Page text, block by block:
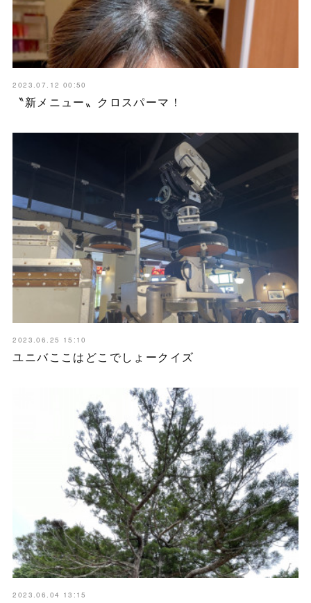
2023.07.12 00:50
〝新メニュー〟クロスパーマ！
2023.06.25 15:10
ユニバここはどこでしょークイズ
2023.06.04 13:15